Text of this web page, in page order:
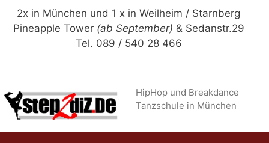
Zum
Inhalt
2x in München und 1 x in Weilheim / Starnberg
Pineapple Tower (ab September) & Sedanstr.29
Tel. 089 / 540 28 466
HipHop und Breakdance
Tanzschule in München